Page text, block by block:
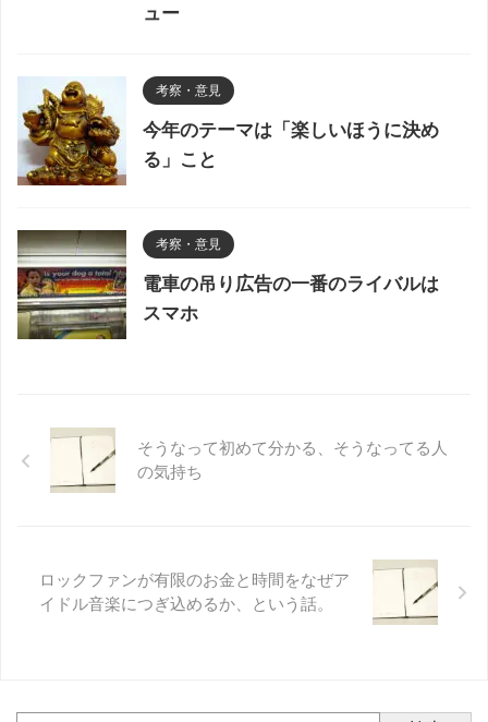
ュー
考察・意見
今年のテーマは「楽しいほうに決め
る」こと
考察・意見
電車の吊り広告の一番のライバルは
スマホ
そうなって初めて分かる、そうなってる人
の気持ち
ロックファンが有限のお金と時間をなぜア
イドル音楽につぎ込めるか、という話。